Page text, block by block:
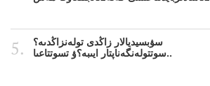
سۋبسيديالار زاڭدى تولەنزاڭدىە؟
سوتتولەنگەناپتار ايىبە؟ۋ تسوتتاعىا..